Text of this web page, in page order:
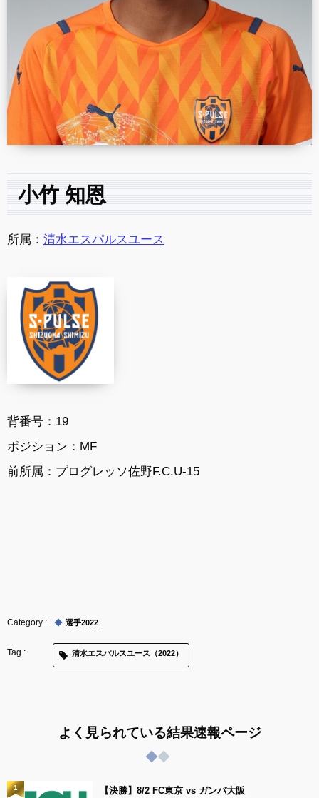
小竹 知恩
所属： 清水エスパルスユース
背番号：19
ポジション：MF
前所属：プログレッソ佐野F.C.U-15
選手2022
清水エスパルスユース（2022）
よく見られている結果速報ページ
【決勝】8/2 FC東京 vs ガンバ大阪
1